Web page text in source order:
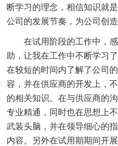
断学习的理念，相信知识就
公司的发展节奏，为公司创造
在试用阶段的工作中，
助，让我在工作中不断学习
在较短的时间内了解了公司
容，并在供应商的开发上，
的相关知识。在与供应商的
专业精通，同时也在思想上
武装头脑，并在领导细心的
内容。另外在试用期期间开